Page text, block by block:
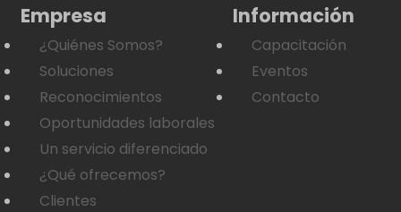
Empresa
¿Quiénes Somos?
Soluciones
Reconocimientos
Oportunidades laborales
Un servicio diferenciado
¿Qué ofrecemos?
Clientes
Información
Capacitación
Eventos
Contacto